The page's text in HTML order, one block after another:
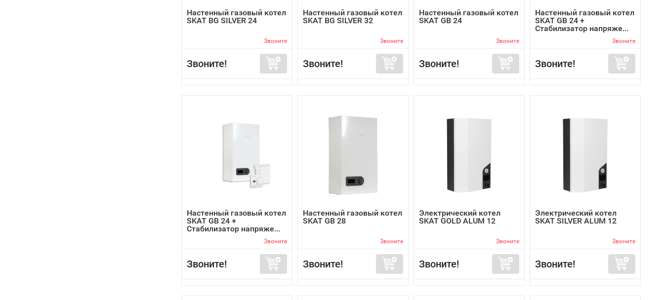
Настенный газовый котел
SKAT BG SILVER 24
Звоните
Звоните!
Настенный газовый котел
SKAT BG SILVER 32
Звоните
Звоните!
Настенный газовый котел
SKAT GB 24
Звоните
Звоните!
Настенный газовый котел
SKAT GB 24 +
Стабилизатор напряже...
Звоните
Звоните!
Настенный газовый котел
SKAT GB 24 +
Стабилизатор напряже...
Звоните
Звоните!
Настенный газовый котел
SKAT GB 28
Звоните
Звоните!
Электрический котел
SKAT GOLD ALUM 12
Звоните
Звоните!
Электрический котел
SKAT SILVER ALUM 12
Звоните
Звоните!